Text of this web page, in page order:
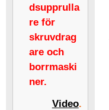
dsupprulla
re för
skruvdrag
are och
borrmaski
ner.
Video.